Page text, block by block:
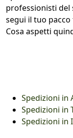
professionisti del
segui il tuo
Cosa aspetti
Spedizioni in
Spedizioni in
Spedizioni in